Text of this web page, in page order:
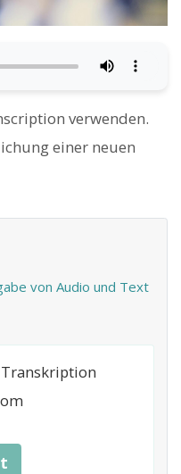
verwenden.
einer neuen
von Audio und Text
Transkription